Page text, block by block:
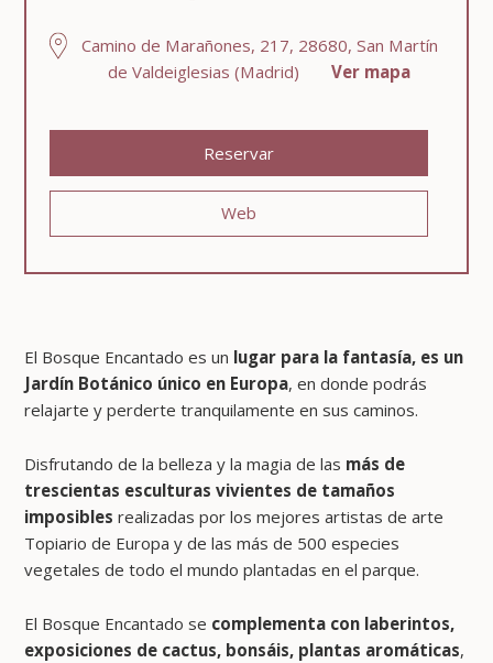
Camino de Marañones, 217, 28680, San Martín
de Valdeiglesias (Madrid)
Ver mapa
Reservar
Web
El Bosque Encantado es un lugar para la fantasía, es un
Jardín Botánico único en Europa, en donde podrás
relajarte y perderte tranquilamente en sus caminos.
Disfrutando de la belleza y la magia de las más de
trescientas esculturas vivientes de tamaños
imposibles realizadas por los mejores artistas de arte
Topiario de Europa y de las más de 500 especies
vegetales de todo el mundo plantadas en el parque.
El Bosque Encantado se complementa con laberintos,
exposiciones de cactus, bonsáis, plantas aromáticas,